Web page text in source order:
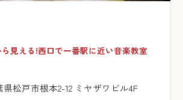
見える!西口で一番駅に近い音楽教室
県松戸市根本2-12 ミヤザワビル4F